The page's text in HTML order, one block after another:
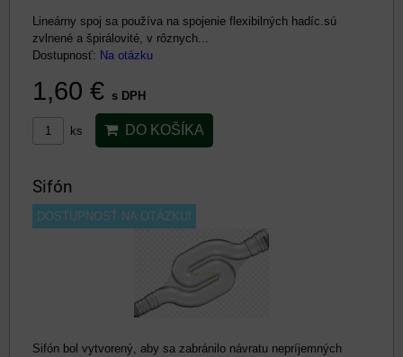
Lineárny spoj sa používa na spojenie flexibilných hadíc.sú
zvlnené a špirálovité, v rôznych...
Dostupnosť: Na otázku
1,60 € s DPH
ks DO KOŠÍKA
Sifón
DOSTUPNOSŤ NA OTÁZKU!
Sifón bol vytvorený, aby sa zabránilo návratu nepríjemných